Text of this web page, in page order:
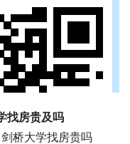
找房贵及吗